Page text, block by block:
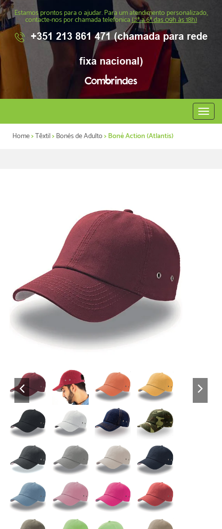
Estamos prontos para o ajudar. Para um atendimento personalizado,
contacte-nos por chamada telefonica(2ª a 6ª das 09h às 18h)
+351 213 861 471 (chamada para rede
fixa nacional)
Abrir
menu
Home>Têxtil>Bonés de Adulto> Boné Action (Atlantis)